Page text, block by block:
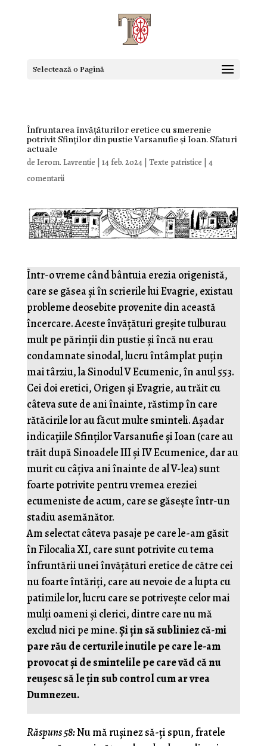
Selectează o Pagină
Înfruntarea învățăturilor eretice cu smerenie
potrivit Sfinților din pustie Varsanufie și Ioan. Sfaturi
actuale
de Ierom. Lavrentie 14 feb. 2024| Texte patristice
4
comentarii
Într-o vreme când bântuia erezia origenistă,
care se găsea și în scrierile lui Evagrie, existau
probleme deosebite provenite din această
încercare. Aceste învățături greșite tulburau
mult pe părinții din pustie și încă nu erau
condamnate sinodal, lucru întâmplat puțin
mai târziu, la Sinodul V Ecumenic, în anul 553.
Cei doi eretici, Origen și Evagrie, au trăit cu
câteva sute de ani înainte, răstimp în care
rătăcirile lor au făcut multe sminteli. Așadar
indicațiile Sfinților Varsanufie și Ioan (care au
trăit după Sinoadele III și IV Ecumenice, dar au
murit cu câțiva ani înainte de al V-lea) sunt
foarte potrivite pentru vremea ereziei
ecumeniste de acum, care se găsește într-un
stadiu asemănător.
Am selectat câteva pasaje pe care le-am găsit
în Filocalia XI, care sunt potrivite cu tema
înfruntării unei învățături eretice de către cei
nu foarte întăriți, care au nevoie de a lupta cu
patimile lor, lucru care se potrivește celor mai
mulți oameni și clerici, dintre care nu mă
exclud nici pe mine.Și țin să subliniez că-mi
pare rău de certurile inutile pe care le-am
provocat și de smintelile pe care văd că nu
reușesc să le țin sub control cum ar vrea
Dumnezeu.
Răspuns 58:Nu mă ruşinez să-ţi spun, fratele